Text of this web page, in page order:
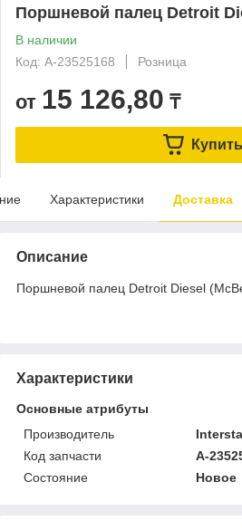
Поршневой палец Detroit
В наличии
Код: A-23525168
Розница
от 15 126,80 ₸
Купить
Характеристики Доставка
Описание
Поршневой палец Detroit Diesel
Характеристики
Основные атрибуты
Производитель
Код запчасти
A-
Состояние
Новое